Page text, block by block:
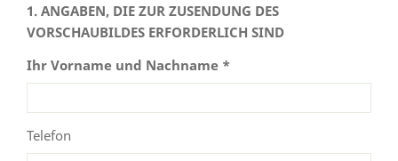
1. ANGABEN, DIE ZUR ZUSENDUNG DES
VORSCHAUBILDES ERFORDERLICH SIND
Ihr Vorname und Nachname *
Telefon